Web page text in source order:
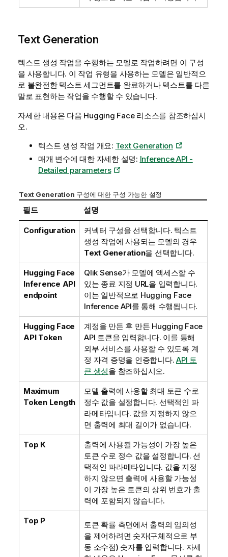
Text Generation
텍스트 생성 작업을 수행하는 모델로 작업하려면 이 구성
을 사용합니다. 이 작업 유형을 사용하는 모델은 일반적으
로 불완전한 텍스트 세그먼트를 완료하거나 텍스트를 다른
말로 표현하는 작업을 수행할 수 있습니다.
자세한 내용은 다음 Hugging Face리소스를 참조하십시
오.
텍스트 생성 작업 개요: Text Generation
매개 변수에 대한 자세한 설명: Inference API -
Detailed parameters
Text Generation 구성에 대한 구성 가능한 설정
필드 설명
Configuration
커넥터 구성을 선택합니다. 텍스트
생성 작업에 사용되는 모델의 경우
Text Generation을 선택합니다.
Hugging Face
Inference API
endpoint
Qlik Sense가 모델에 액세스할 수
있는 종료 지점 URL을 입력합니다.
이는 일반적으로 Hugging Face
Inference API를 통해 수행됩니다.
Hugging Face
API Token
계정을 만든 후 만든 Hugging Face
API 토큰을 입력합니다. 이를 통해
외부 서비스를 사용할 수 있도록 계
정 자격 증명을 인증합니다. API 토
큰 생성을 참조하십시오.
Maximum
Token Length
모델 출력에 사용할 최대 토큰 수로
정수 값을 설정합니다. 선택적인 파
라메타입니다. 값을 지정하지 않으
면 출력에 최대 길이가 없습니다.
Top K
출력에 사용될 가능성이 가장 높은
토큰 수로 정수 값을 설정합니다. 선
택적인 파라메타입니다. 값을 지정
하지 않으면 출력에 사용할 가능성
이 가장 높은 토큰의 상위 번호가 출
력에 포함되지 않습니다.
Top P
토큰 확률 측면에서 출력의 임의성
을 제어하려면 숫자(구체적으로 부
동 소수점) 숫자를 입력합니다. 자세